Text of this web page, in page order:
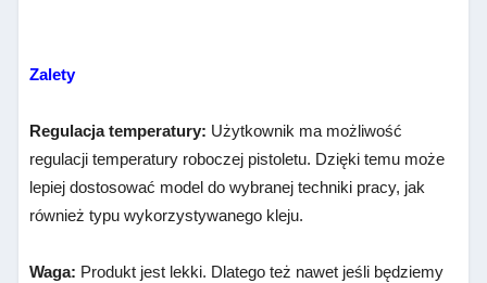
Zalety
Regulacja temperatury: Użytkownik ma możliwość
regulacji temperatury roboczej pistoletu. Dzięki temu może
lepiej dostosować model do wybranej techniki pracy, jak
również typu wykorzystywanego kleju.
Waga: Produkt jest lekki. Dlatego też nawet jeśli będziemy